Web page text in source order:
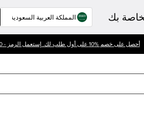
بك
أحصل على خصم %10 على أول طلب لك. إستعمل الرمز - WELCOME10